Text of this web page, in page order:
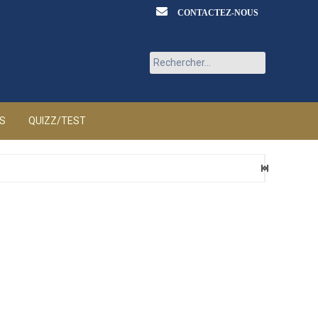
CONTACTEZ-NOUS
Rechercher :
QUIZZ/TEST